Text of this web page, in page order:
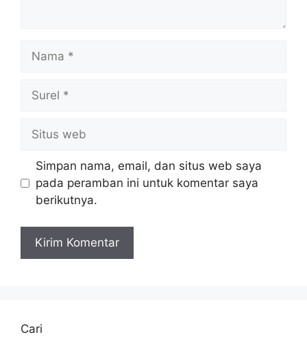
Nama
Surel
Situs
web
Simpan nama, email, dan situs web saya
pada peramban ini untuk komentar saya
berikutnya.
Cari